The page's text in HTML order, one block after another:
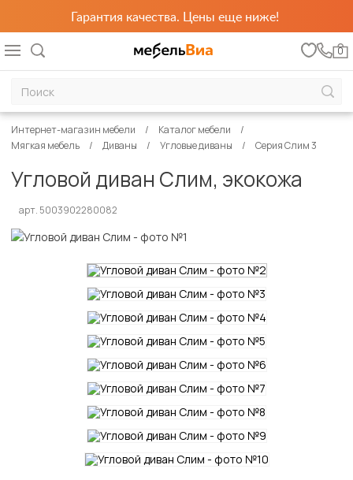
Гарантия качества. Цены еще ниже!
0
Интернет-магазин мебели
Каталог мебели
Мягкая мебель
Диваны Угловые диваны Серия Слим 3
Угловой диван Слим, экокожа
арт. 5003902280082